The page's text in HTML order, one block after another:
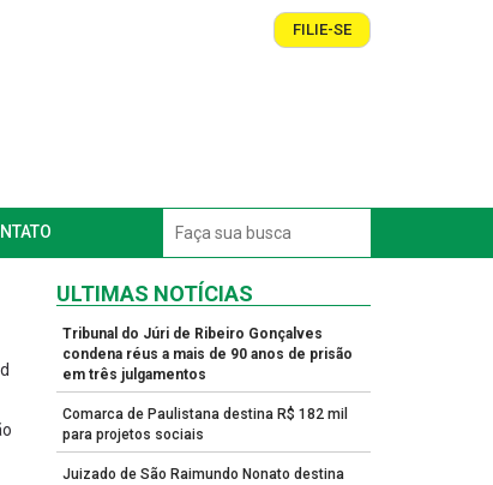
FILIE-SE
ULTIMAS NOTÍCIAS
Tribunal do Júri de Ribeiro Gonçalves
condena réus a mais de 90 anos de prisão
em três julgamentos
Comarca de Paulistana destina R$ 182 mil
para projetos sociais
Juizado de São Raimundo Nonato destina